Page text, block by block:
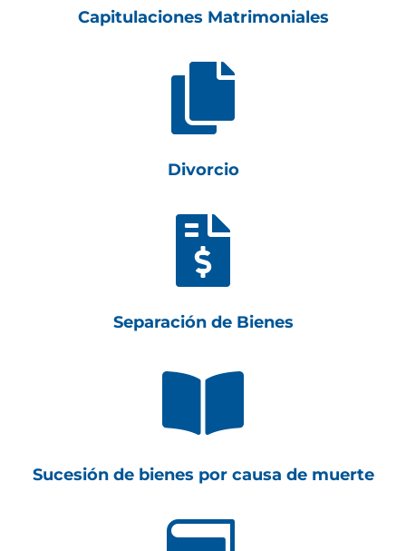
Capitulaciones Matrimoniales

Divorcio

Separación de Bienes

Sucesión de bienes por causa de muerte